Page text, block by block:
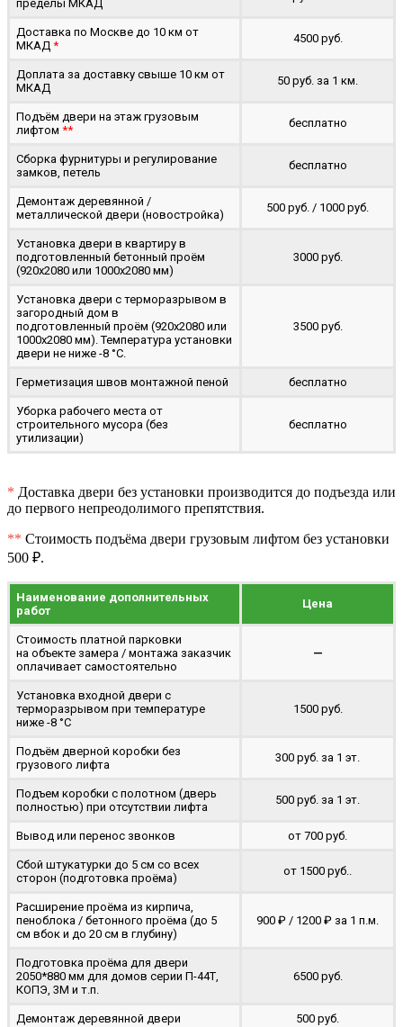
пределы МКАД
Доставка по Москве до 10 км от
МКАД *
4500 руб.
Доплата за доставку свыше 10 км от
МКАД
50 руб. за 1 км.
Подъём двери на этаж грузовым
лифтом **
бесплатно
Сборка фурнитуры и регулирование
замков, петель
бесплатно
Демонтаж деревянной /
металлической двери (новостройка)
500 руб. / 1000 руб.
Установка двери в квартиру в
подготовленный бетонный проём
(920x2080 или 1000x2080 мм)
3000 руб.
Установка двери с терморазрывом в
загородный дом в
подготовленный проём (920x2080 или
1000x2080 мм). Температура установки
двери не ниже -8 °C.
3500 руб.
Герметизация швов монтажной пеной бесплатно
Уборка рабочего места от
строительного мусора (без
утилизации)
бесплатно
* Доставка двери без установки производится до подъезда или
до первого непреодолимого препятствия.
** Стоимость подъёма двери грузовым лифтом без установки
500 ₽.
Наименование дополнительных
работ
Цена
Стоимость платной парковки
на объекте замера / монтажа заказчик
оплачивает самостоятельно
—
Установка входной двери с
терморазрывом при температуре
ниже -8 °C
1500 руб.
Подъём дверной коробки без
грузового лифта
300 руб. за 1 эт.
Подъем коробки с полотном (дверь
полностью) при отсутствии лифта
500 руб. за 1 эт.
Вывод или перенос звонков от 700 руб.
Сбой штукатурки до 5 см со всех
сторон (подготовка проёма)
от 1500 руб..
Расширение проёма из кирпича,
пеноблока / бетонного проёма (до 5
cм вбок и до 20 см в глубину)
900 ₽ / 1200 ₽ за 1 п.м.
Подготовка проёма для двери
2050*880 мм для домов серии П-44Т,
КОПЭ, 3М и т.п.
6500 руб.
Демонтаж деревянной двери 500 руб.